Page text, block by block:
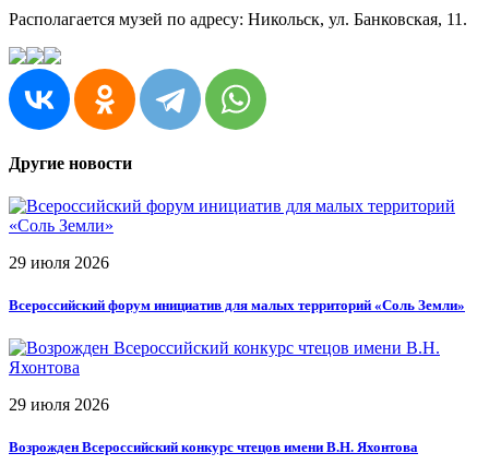
Располагается музей по адресу: Никольск, ул. Банковская, 11.
Другие новости
29 июля 2026
Всероссийский форум инициатив для малых территорий «Соль Земли»
29 июля 2026
Возрожден Всероссийский конкурс чтецов имени В.Н. Яхонтова